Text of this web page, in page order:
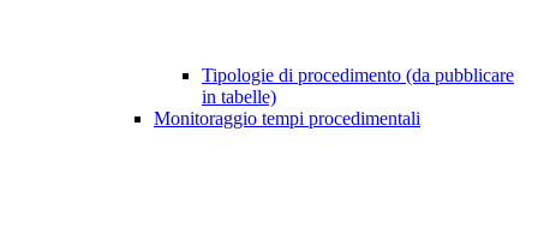
Tipologie di procedimento (da pubblicare
in tabelle)
Monitoraggio tempi procedimentali